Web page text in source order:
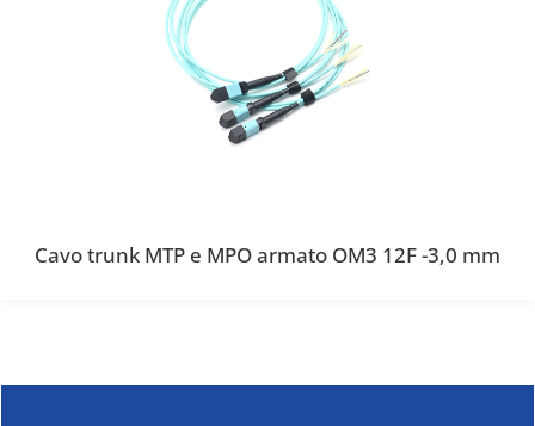
Cavo trunk MTP e MPO armato OM3 12F -3,0 mm